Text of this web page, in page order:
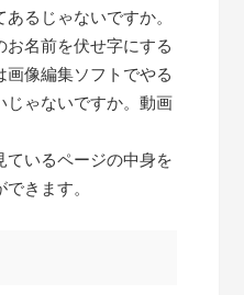
るじゃないですか。
名前を伏せ字にする
画像編集ソフトでやる
じゃないですか。動画
ているページの中身を
きます。